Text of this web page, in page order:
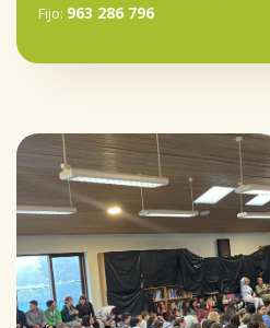
Fijo: 963 286 796